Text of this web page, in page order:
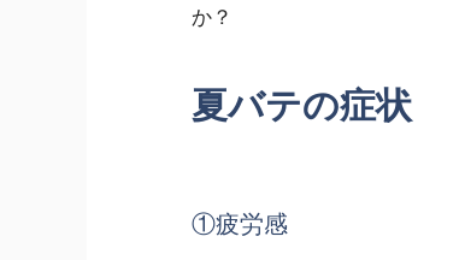
か？
夏バテの症状
①疲労感